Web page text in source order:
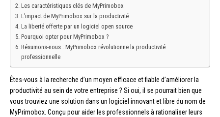
Les caractéristiques clés de MyPrimobox
L’impact de MyPrimobox sur la productivité
La liberté offerte par un logiciel open source
Pourquoi opter pour MyPrimobox ?
Résumons-nous : MyPrimobox révolutionne la productivité
professionnelle
Êtes-vous à la recherche d’un moyen efficace et fiable d’améliorer la
productivité au sein de votre entreprise ? Si oui, il se pourrait bien que
vous trouviez une solution dans un logiciel innovant et libre du nom de
MyPrimobox. Conçu pour aider les professionnels à rationaliser leurs